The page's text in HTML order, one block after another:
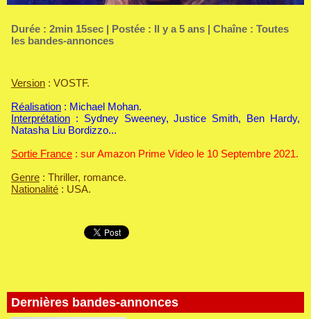
Dernières bandes-annonces
Durée : 2min 15sec | Postée : Il y a 5 ans | Chaîne : Toutes
les bandes-annonces
Version : VOSTF.
Réalisation : Michael Mohan.
Interprétation : Sydney Sweeney, Justice Smith, Ben Hardy,
Natasha Liu Bordizzo...
Sortie France : sur Amazon Prime Video le 10 Septembre 2021.
Genre : Thriller, romance.
Nationalité : USA.